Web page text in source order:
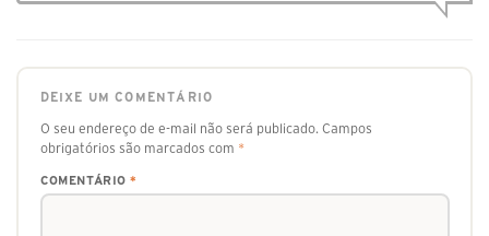
DEIXE UM COMENTÁRIO
O seu endereço de e-mail não será publicado. Campos
obrigatórios são marcados com *
COMENTÁRIO *